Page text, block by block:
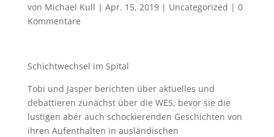
von Michael Kull | Apr. 15, 2019| Uncategorized | 0
Kommentare
Schichtwechsel im Spital
Tobi und Jasper berichten über aktuelles und
debattieren zunächst über die WES, bevor sie die
lustigen aber auch schockierenden Geschichten von
ihren Aufenthalten in ausländischen